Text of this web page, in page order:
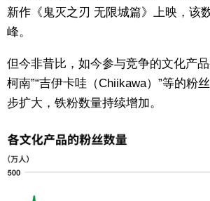
新作《鬼灭之刃 无限城篇》上映，该
峰。
但今非昔比，如今参与竞争的文化产
柯南”“吉伊卡哇（Chiikawa）”等的粉
步扩大，铁粉数量持续增加。